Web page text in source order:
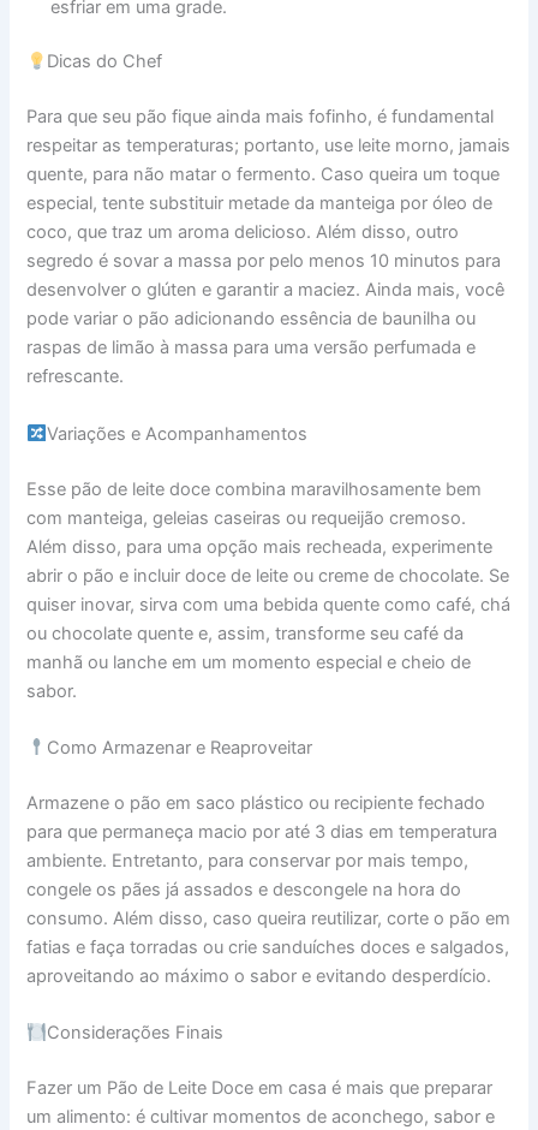
esfriar em uma grade.
Dicas do Chef
Para que seu pão fique ainda mais fofinho, é fundamental
respeitar as temperaturas; portanto, use leite morno, jamais
quente, para não matar o fermento. Caso queira um toque
especial, tente substituir metade da manteiga por óleo de
coco, que traz um aroma delicioso. Além disso, outro
segredo é sovar a massa por pelo menos 10 minutos para
desenvolver o glúten e garantir a maciez. Ainda mais, você
pode variar o pão adicionando essência de baunilha ou
raspas de limão à massa para uma versão perfumada e
refrescante.
Variações e Acompanhamentos
Esse pão de leite doce combina maravilhosamente bem
com manteiga, geleias caseiras ou requeijão cremoso.
Além disso, para uma opção mais recheada, experimente
abrir o pão e incluir doce de leite ou creme de chocolate. Se
quiser inovar, sirva com uma bebida quente como café, chá
ou chocolate quente e, assim, transforme seu café da
manhã ou lanche em um momento especial e cheio de
sabor.
Como Armazenar e Reaproveitar
Armazene o pão em saco plástico ou recipiente fechado
para que permaneça macio por até 3 dias em temperatura
ambiente. Entretanto, para conservar por mais tempo,
congele os pães já assados e descongele na hora do
consumo. Além disso, caso queira reutilizar, corte o pão em
fatias e faça torradas ou crie sanduíches doces e salgados,
aproveitando ao máximo o sabor e evitando desperdício.
Considerações Finais
Fazer um Pão de Leite Doce em casa é mais que preparar
um alimento: é cultivar momentos de aconchego, sabor e